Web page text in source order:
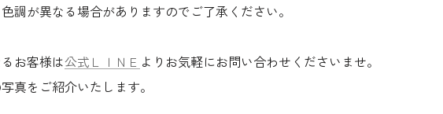
調が異なる場合がありますのでご了承ください。
お客様は公式ＬＩＮＥ よりお気軽にお問い合わせくださいませ。
真をご紹介いたします。